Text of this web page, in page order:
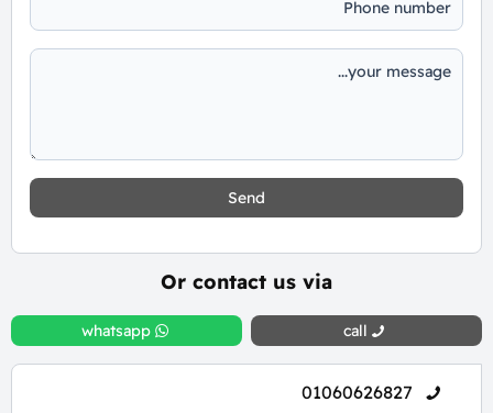
Send
Or contact us via
call
whatsapp
01060626827